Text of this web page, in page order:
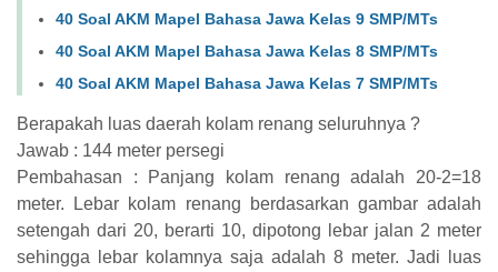
40 Soal AKM Mapel Bahasa Jawa Kelas 9 SMP/MTs
40 Soal AKM Mapel Bahasa Jawa Kelas 8 SMP/MTs
40 Soal AKM Mapel Bahasa Jawa Kelas 7 SMP/MTs
Berapakah luas daerah kolam renang seluruhnya ?
Jawab : 144 meter persegi
Pembahasan : Panjang kolam renang adalah 20-2=18
meter. Lebar kolam renang berdasarkan gambar adalah
setengah dari 20, berarti 10, dipotong lebar jalan 2 meter
sehingga lebar kolamnya saja adalah 8 meter. Jadi luas